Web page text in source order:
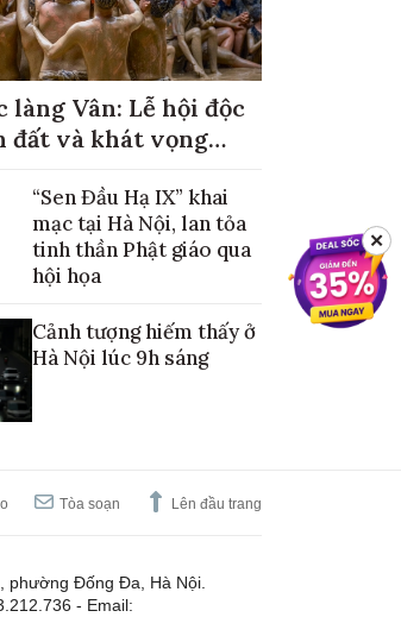
làng Vân: Lễ hội độc
đất và khát vọng
“Sen Đầu Hạ IX” khai
mạc tại Hà Nội, lan tỏa
tinh thần Phật giáo qua
hội họa
Cảnh tượng hiếm thấy ở
Hà Nội lúc 9h sáng
Tòa soạn Lên đầu trang
phường Đống Đa, Hà Nội.
- Email:
✕